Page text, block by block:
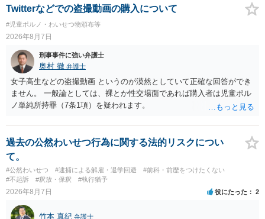
故意があると判断されることは無いかと思います。 ②逮捕、呼び出し
捕、呼び出しされる可能性はどれほどでしょうか？ 誤って当たってし
まっただけであり、さらにその場で女性等のアクションが無かったこ
とからすると、この後に呼び出される可能性は極めて低いと思いま
す。 ③逮捕呼び出しまでの期間 大体どれほどの期間逮捕呼び出しの可
能性があると考えれば良いのでしょうか？ 逮捕や呼び出しの可能性は
極めて低いと思います。 連絡が来ることはないでしょう。
Twitterなどでの盗撮動画の購入について
#児童ポルノ・わいせつ物頒布等
2026年8月7日
刑事事件に強い弁護士
奥村 徹 弁護士
女子高生などの盗撮動画 というのが漠然としていて正確な回答ができ
ません。 一般論としては、裸とか性交場面であれば購入者は児童ポル
ノ単純所持罪（7条1項）を疑われます。
過去の公然わいせつ行為に関する法的リスクについ
て。
#公然わいせつ #逮捕による解雇・退学回避
#前科・前歴をつけたくない
#不起訴
#釈放・保釈 #執行猶予
2026年8月7日 役にたった 2
竹本 真紀 弁護士